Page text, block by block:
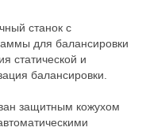
станок с
для балансировки
статической и
балансировки.
защитным кожухом